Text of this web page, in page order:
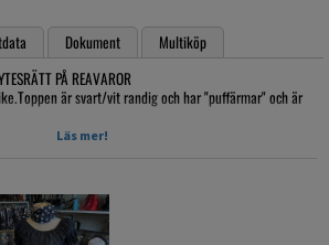
Dokument
Multiköp
PÅ REAVAROR
är svart/vit randig och har "puffärmar" och är
ElestanLäs mer!